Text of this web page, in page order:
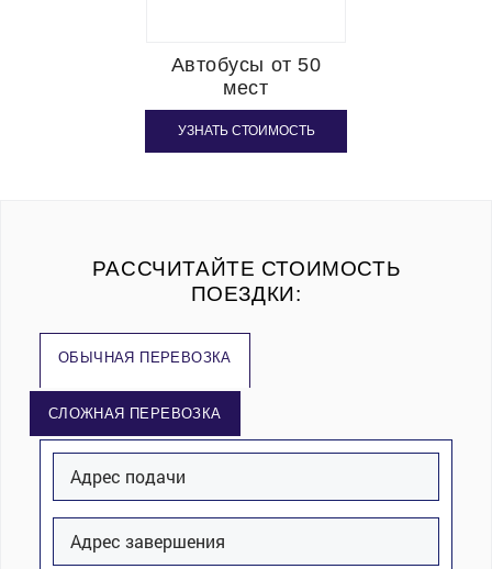
Автобусы от 50
мест
УЗНАТЬ СТОИМОСТЬ
РАССЧИТАЙТЕ СТОИМОСТЬ
ПОЕЗДКИ:
ОБЫЧНАЯ ПЕРЕВОЗКА
СЛОЖНАЯ ПЕРЕВОЗКА